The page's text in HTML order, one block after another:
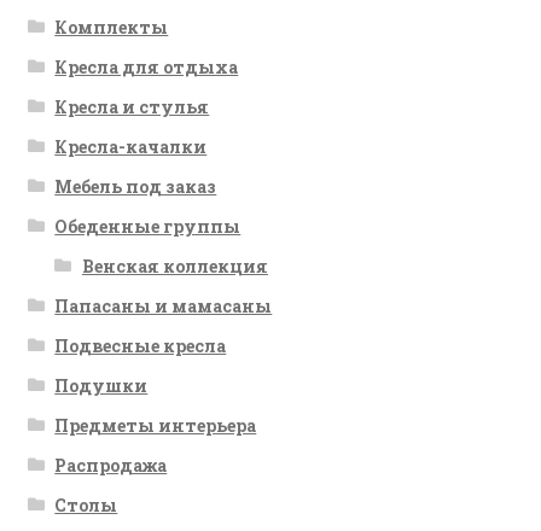
Комплекты
Кресла для отдыха
Кресла и стулья
Кресла-качалки
Мебель под заказ
Обеденные группы
Венская коллекция
Папасаны и мамасаны
Подвесные кресла
Подушки
Предметы интерьера
Распродажа
Столы